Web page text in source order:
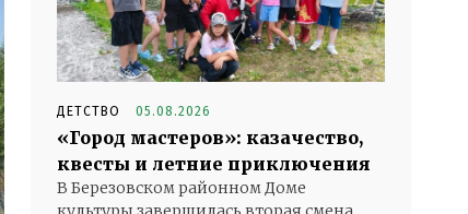
ДЕТСТВО 05.08.2026
«Город мастеров»: казачество,
квесты и летние приключения
В Березовском районном Доме